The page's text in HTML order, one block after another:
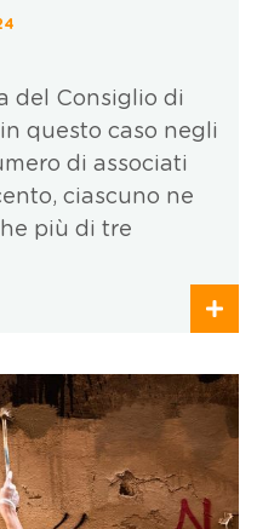
del Consiglio di
questo caso negli
di associati
ciascuno ne
più di tre